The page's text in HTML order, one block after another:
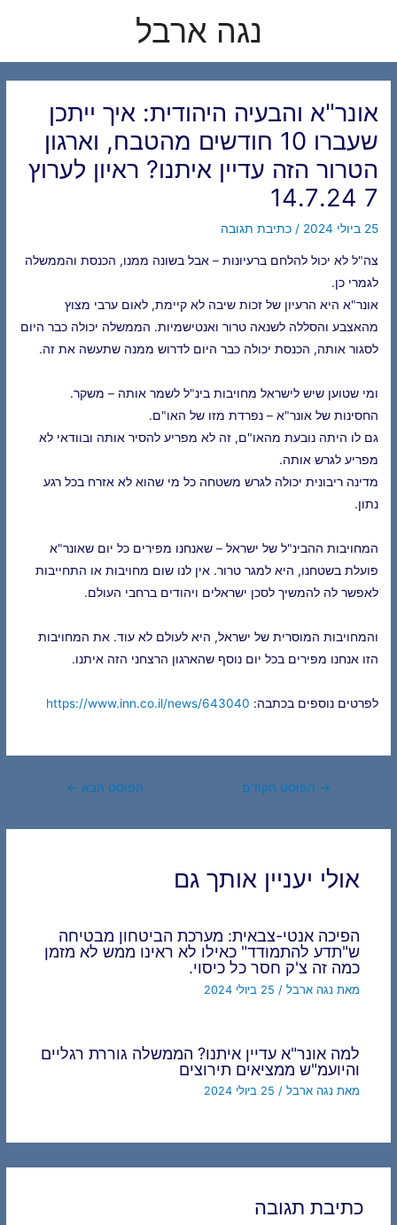
נגה ארבל
אונר"א והבעיה היהודית: איך ייתכן
שעברו 10 חודשים מהטבח, וארגון
הטרור הזה עדיין איתנו? ראיון לערוץ
7 14.7.24
25 ביולי 2024 /כתיבת תגובה
צה"ל לא יכול להלחם ברעיונות – אבל בשונה ממנו, הכנסת והממשלה
לגמרי כן.
אונר"א היא הרעיון של זכות שיבה לא קיימת, לאום ערבי מצוץ
מהאצבע והסללה לשנאה טרור ואנטישמיות. הממשלה יכולה כבר היום
לסגור אותה, הכנסת יכולה כבר היום לדרוש ממנה שתעשה את זה.
ומי שטוען שיש לישראל מחויבות בינ"ל לשמר אותה – משקר.
החסינות של אונר"א – נפרדת מזו של האו"ם.
גם לו היתה נובעת מהאו"ם, זה לא מפריע להסיר אותה ובוודאי לא
מפריע לגרש אותה.
מדינה ריבונית יכולה לגרש משטחה כל מי שהוא לא אזרח בכל רגע
נתון.
המחויבות ההבינ"ל של ישראל – שאנחנו מפירים כל יום שאונר"א
פועלת בשטחנו, היא למגר טרור. אין לנו שום מחויבות או התחייבות
לאפשר לה להמשיך לסכן ישראלים ויהודים ברחבי העולם.
והמחויבות המוסרית של ישראל, היא לעולם לא עוד. את המחויבות
הזו אנחנו מפירים בכל יום נוסף שהארגון הרצחני הזה איתנו.
לפרטים נוספים בכתבה: https://www.inn.co.il/news/643040
→הפוסט הקודם הפוסט הבא←
אולי יעניין אותך גם
הפיכה אנטי-צבאית: מערכת הביטחון מבטיחה
ש"תדע להתמודד" כאילו לא ראינו ממש לא מזמן
כמה זה צ'ק חסר כל כיסוי.
מאתנגה ארבל/25 ביולי 2024
למה אונר"א עדיין איתנו? הממשלה גוררת רגליים
והיועמ"ש ממציאים תירוצים
מאתנגה ארבל/25 ביולי 2024
כתיבת תגובה